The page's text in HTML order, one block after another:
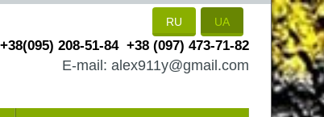
RU UA
+38(095) 208-51-84 +38 (097) 473-71-82
E-mail: alex911y@gmail.com